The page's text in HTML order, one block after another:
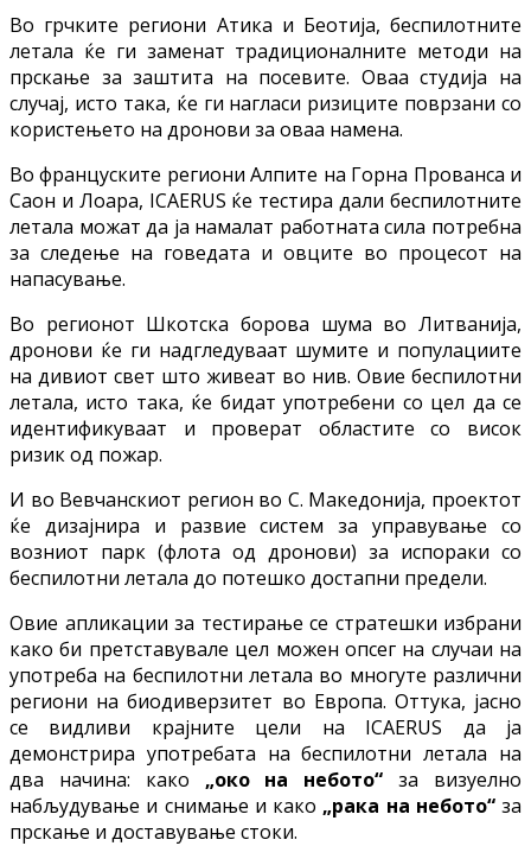
Во грчките региони Атика и Беотија, беспилотните
летала ќе ги заменат традиционалните методи на
прскање за заштита на посевите. Оваа студија на
случај, исто така, ќе ги нагласи ризиците поврзани со
користењето на дронови за оваа намена.
Во француските региони Алпите на Горна Прованса и
Саон и Лоара, ICAERUS ќе тестира дали беспилотните
летала можат да ја намалат работната сила потребна
за следење на говедата и овците во процесот на
напасување.
Во регионот Шкотска борова шума во Литванија,
дронови ќе ги надгледуваат шумите и популациите
на дивиот свет што живеат во нив. Овие беспилотни
летала, исто така, ќе бидат употребени со цел да се
идентификуваат и проверат областите со висок
ризик од пожар.
И во Вевчанскиот регион во С. Македонија, проектот
ќе дизајнира и развие систем за управување со
возниот парк (флота од дронови) за испораки со
беспилотни летала до потешко достапни предели.
Овие апликации за тестирање се стратешки избрани
како би претставувале цел можен опсег на случаи на
употреба на беспилотни летала во многуте различни
региони на биодиверзитет во Европа. Оттука, јасно
се видливи крајните цели на ICAERUS да ја
демонстрира употребата на беспилотни летала на
два начина: како „око на небото“ за визуелно
набљудување и снимање и како „рака на небото“за
прскање и доставување стоки.